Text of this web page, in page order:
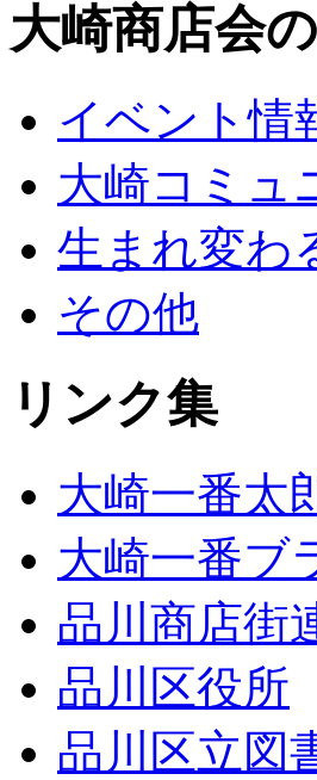
大崎商店会
イベント情
大崎コミュ
生まれ変わ
その他
リンク集
大崎一番太
大崎一番ブ
品川商店街
品川区役所
品川区立図